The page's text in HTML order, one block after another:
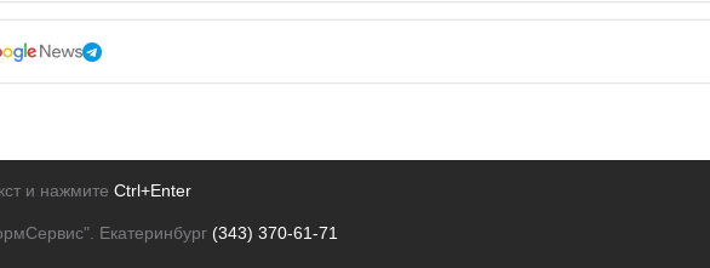
и нажмите Ctrl+Enter
Екатеринбург (343) 370-61-71